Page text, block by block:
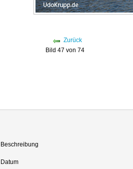
Zurück
Bild 47 von 74
Beschreibung
Datum